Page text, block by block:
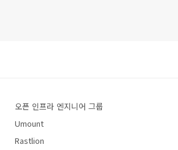
오픈 인프라 엔지니어 그룹
Umount
Rastlion